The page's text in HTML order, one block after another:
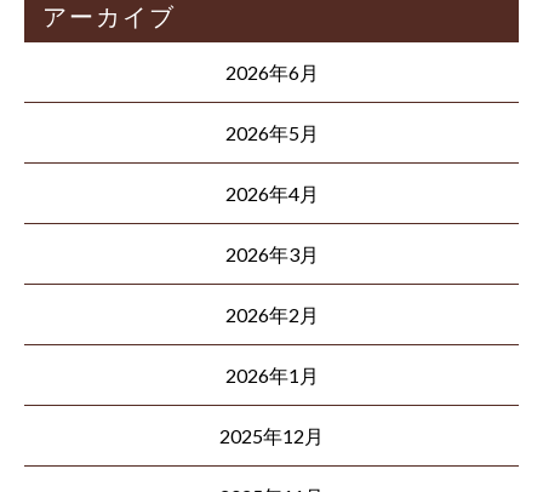
アーカイブ
2026年6月
2026年5月
2026年4月
2026年3月
2026年2月
2026年1月
2025年12月